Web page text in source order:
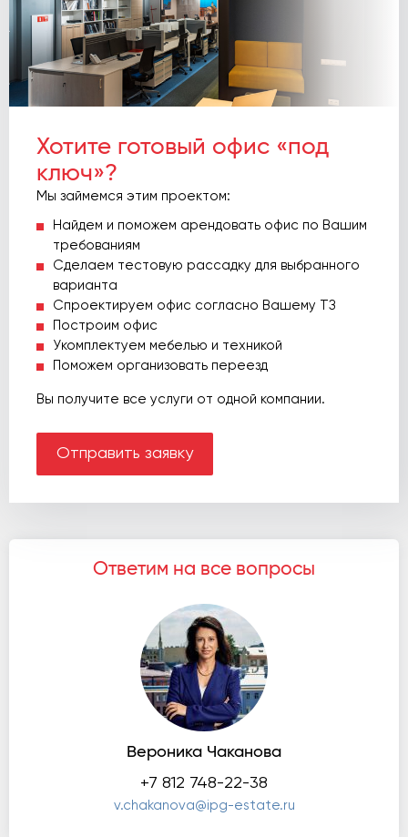
Хотите готовый офис «под
ключ»?
Мы займемся этим проектом:
Найдем и поможем арендовать офис по Вашим
требованиям
Сделаем тестовую рассадку для выбранного
варианта
Спроектируем офис согласно Вашему ТЗ
Построим офис
Укомплектуем мебелью и техникой
Поможем организовать переезд
Вы получите все услуги от одной компании.
Отправить заявку
Ответим на все вопросы
Вероника Чаканова
+7 812 748-22-38
v.chakanova@ipg-estate.ru